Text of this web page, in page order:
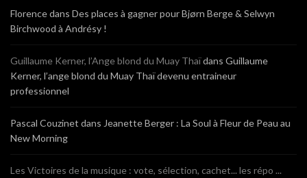
Florencedans Des places à gagner pour Bjørn Berge & Selwyn
Birchwood à Andrésy !
Guillaume Kerner, l’Ange blond du Muay Thaïdans Guillaume
Kerner, l’ange blond du Muay Thaï devenu entraineur
professionnel
Pascal Couzinet dans Jeanette Berger : La Soul à Fleur de Peau au
New Morning
Les Victoires de la musique : vote, sélection, cachet... les répo ...